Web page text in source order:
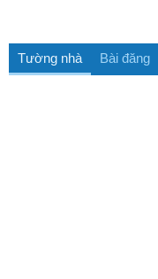
Tường nhà Bài đăng